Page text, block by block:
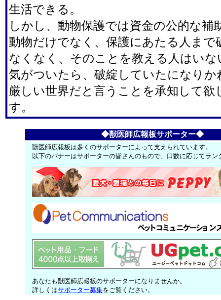
生活できる。
しかし、動物保護では資金の公的な補
動物だけでなく、保護にあたる人まで
なくなく、そのことを教える人はいな
気がついたら、破綻していたになりか
厳しい世界だと言うことを承知して欲
す。
◆獣医師広報板サポーター◆
獣医師広報板は多くのサポーターによって支えられています。
以下のバナーはサポーターの皆さんのもので、口数に応じてラ
あなたも獣医師広報板のサポーターになりませんか。
詳しくはサポーター募集をご覧ください。